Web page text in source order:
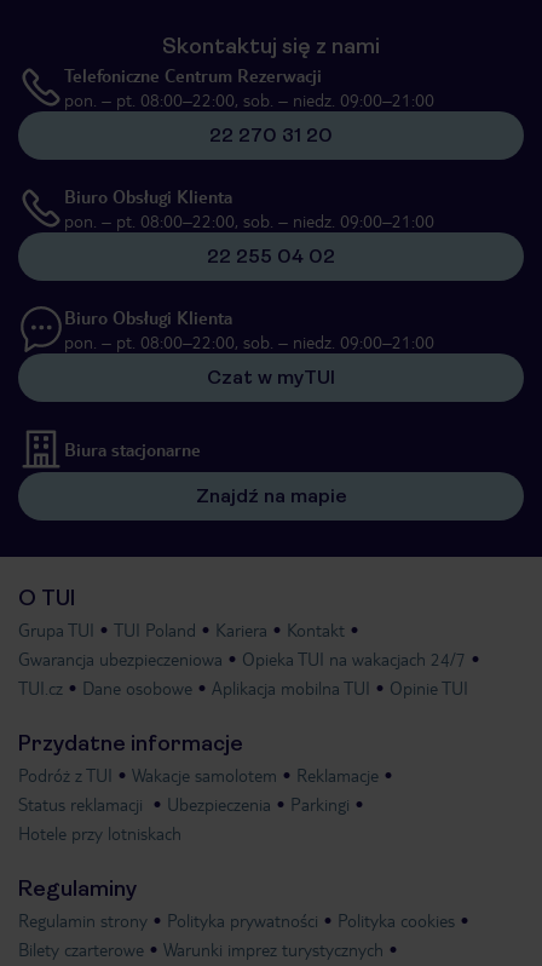
Skontaktuj się z nami
Telefoniczne Centrum Rezerwacji
pon. – pt. 08:00–22:00, sob. – niedz. 09:00–21:00
22 270 31 20
Biuro Obsługi Klienta
pon. – pt. 08:00–22:00, sob. – niedz. 09:00–21:00
22 255 04 02
Biuro Obsługi Klienta
pon. – pt. 08:00–22:00, sob. – niedz. 09:00–21:00
Czat w myTUI
Biura stacjonarne
Znajdź na mapie
O TUI
Grupa TUI TUI Poland Kariera
Kontakt
Gwarancja ubezpieczeniowa
Opieka TUI na wakacjach 24/7
TUI.cz
Dane osobowe Aplikacja mobilna TUI Opinie TUI
Przydatne informacje
Podróż z TUI Wakacje samolotem
Reklamacje
Status reklamacji
Ubezpieczenia
Parkingi
Hotele przy lotniskach
Regulaminy
Regulamin strony Polityka prywatności
Polityka cookies
Bilety czarterowe
Warunki imprez turystycznych